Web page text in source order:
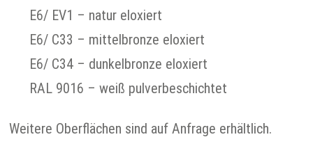
E6/ EV1 – natur eloxiert
E6/ C33 – mittelbronze eloxiert
E6/ C34 – dunkelbronze eloxiert
RAL 9016 – weiß pulverbeschichtet
Weitere Oberflächen sind auf Anfrage erhältlich.